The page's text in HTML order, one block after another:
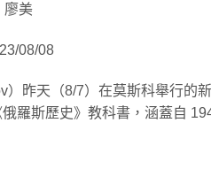
廖美
08/08
昨天（8/7）在莫斯科舉行的
羅斯歷史》教科書，涵蓋自